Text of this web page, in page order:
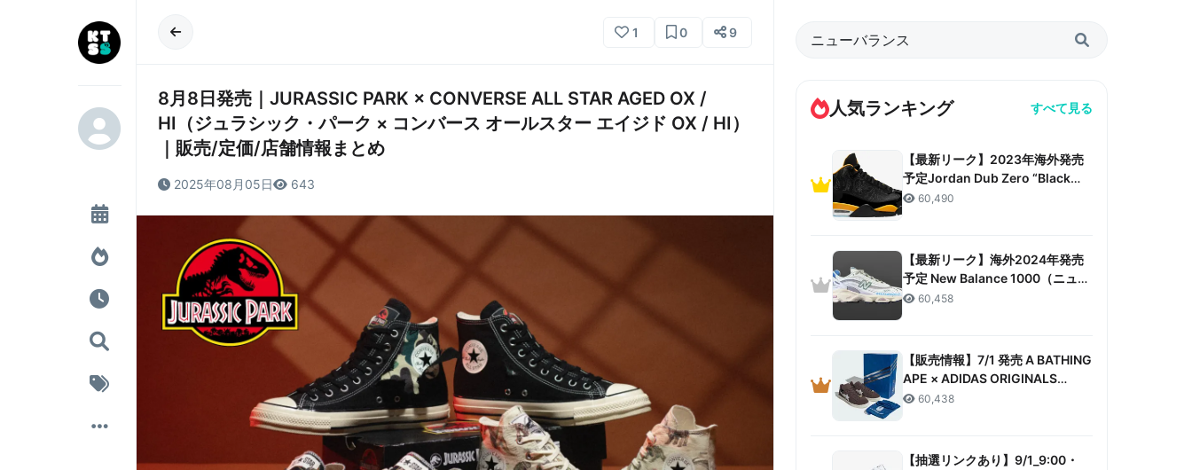
1 0 9
8月8日発売｜JURASSIC PARK × CONVERSE ALL STAR AGED OX /
HI（ジュラシック・パーク × コンバース オールスター エイジド OX / HI）
｜販売/定価/店舗情報まとめ
2025年08月05日 643
人気ランキング すべて見る
【最新リーク】2023年海外発売
予定Jordan Dub Zero “Black
Taxi”リーク情報まとめ
60,490
【最新リーク】海外2024年発売
予定 New Balance 1000（ニュー
バランス 1000）リーク情報まと
60,458
【販売情報】7/1 発売 A BATHING
APE × ADIDAS ORIGINALS
CAMPUS 80S “30TH
60,438
【抽選リンクあり】9/1_9:00・